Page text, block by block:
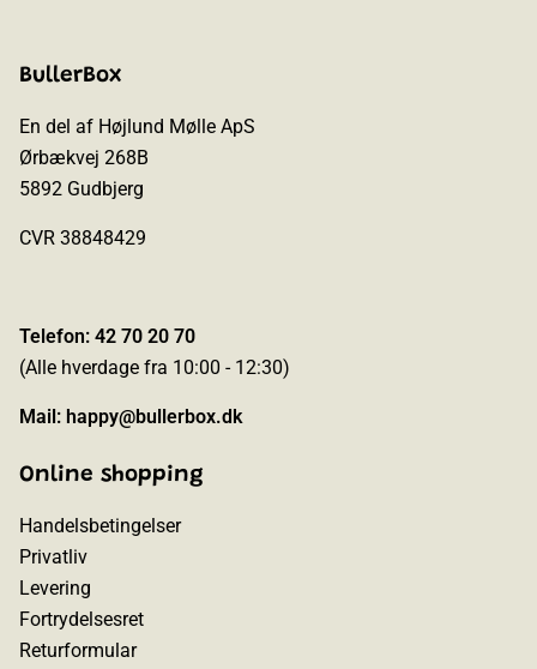
BullerBox
En del af Højlund Mølle ApS
Ørbækvej 268B
5892 Gudbjerg
CVR 38848429
Telefon: 42 70 20 70
(Alle hverdage fra 10:00 - 12:30)
Mail: happy@bullerbox.dk
Online shopping
Handelsbetingelser
Privatliv
Levering
Fortrydelsesret
Returformular